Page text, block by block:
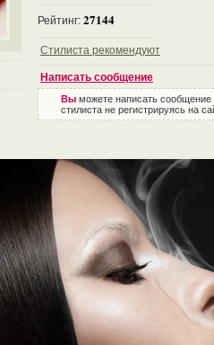
Рейтинг: 27144
Стилиста рекомендуют
Написать сообщение
Вы можете написать сообщение
стилиста не регистрируясь на